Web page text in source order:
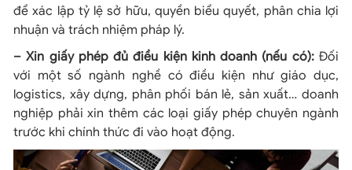
để xác lập tỷ lệ sở hữu, quyền biểu quyết, phân chia lợi
nhuận và trách nhiệm pháp lý.
– Xin giấy phép đủ điều kiện kinh doanh (nếu có):Đối
với một số ngành nghề có điều kiện như giáo dục,
logistics, xây dựng, phân phối bán lẻ, sản xuất… doanh
nghiệp phải xin thêm các loại giấy phép chuyên ngành
trước khi chính thức đi vào hoạt động.